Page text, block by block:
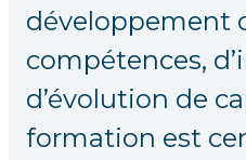
développement
compétences,
d’évolution de
formation est